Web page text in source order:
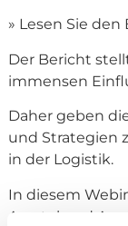
» Lesen Sie den
Der Bericht
immensen
Daher geben
und Strategien
in der Logistik.
In diesem
Amstel und